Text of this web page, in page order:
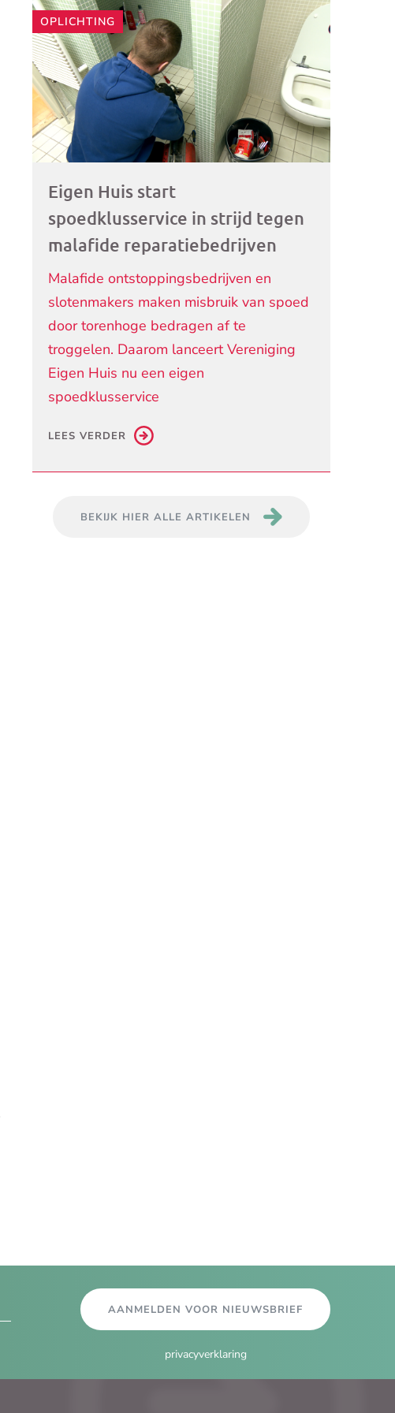
mailprogramma)
OPLICHTING
Eigen Huis start
spoedklusservice in strijd tegen
malafide reparatiebedrijven
Malafide ontstoppingsbedrijven en
slotenmakers maken misbruik van spoed
door torenhoge bedragen af te
troggelen. Daarom lanceert Vereniging
Eigen Huis nu een eigen
spoedklusservice
LEES VERDER
BEKIJK HIER ALLE ARTIKELEN
AANMELDEN VOOR NIEUWSBRIEF
privacyverklaring